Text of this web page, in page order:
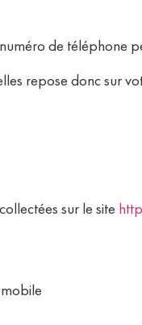
de téléphone
repose donc sur
sur le site